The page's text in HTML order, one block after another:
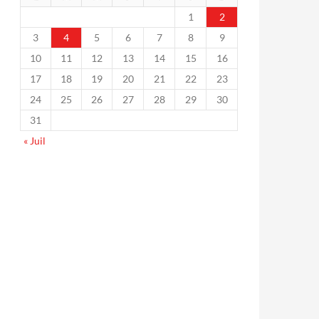
1
2
3
4 5 6 7 8
9
10
11 12 13 14 15
16
17
18 19 20 21 22
23
24
25 26 27 28 29
30
31
« Juil